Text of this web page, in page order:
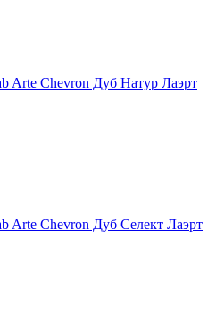
Arte Chevron Дуб Натур Лаэрт
Arte Chevron Дуб Селект Лаэрт